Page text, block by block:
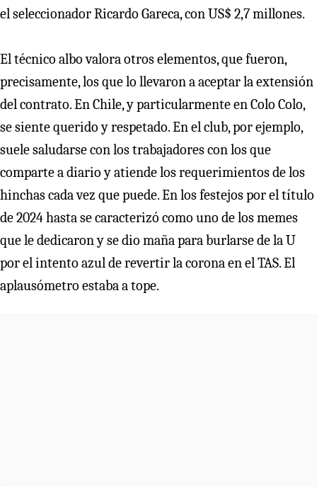
el seleccionador Ricardo Gareca, con US$ 2,7 millones.
El técnico albo valora otros elementos, que fueron,
precisamente, los que lo llevaron a aceptar la extensión
del contrato. En Chile, y particularmente en Colo Colo,
se siente querido y respetado. En el club, por ejemplo,
suele saludarse con los trabajadores con los que
comparte a diario y atiende los requerimientos de los
hinchas cada vez que puede. En los festejos por el título
de 2024 hasta se caracterizó como uno de los memes
que le dedicaron y se dio maña para burlarse de la U
por el intento azul de revertir la corona en el TAS. El
aplausómetro estaba a tope.